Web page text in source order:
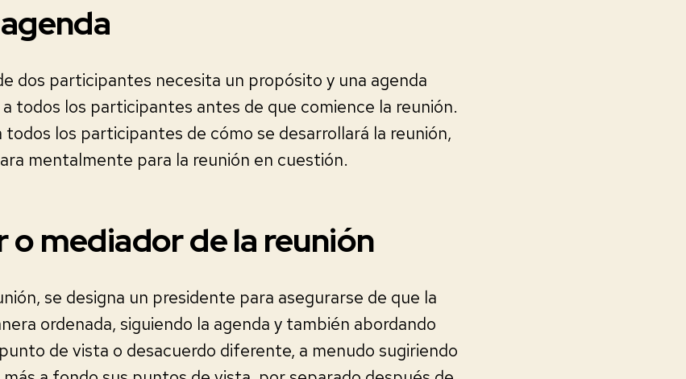
dos participantes necesita un propósito y una agenda
todos los participantes antes de que comience la reunión.
todos los participantes de cómo se desarrollará la reunión,
mentalmente para la reunión en cuestión.
mediador de la reunión
se designa un presidente para asegurarse de que la
ordenada, siguiendo la agenda y también abordando
de vista o desacuerdo diferente, a menudo sugiriendo